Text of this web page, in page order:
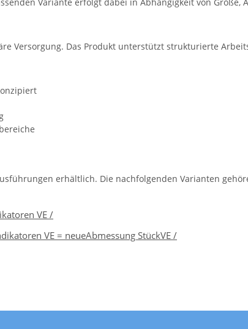
Versorgung. Das Produkt unterstützt strukturierte
erhältlich. Die nachfolgenden Varianten
VE /
VE = neueAbmessung StückVE /